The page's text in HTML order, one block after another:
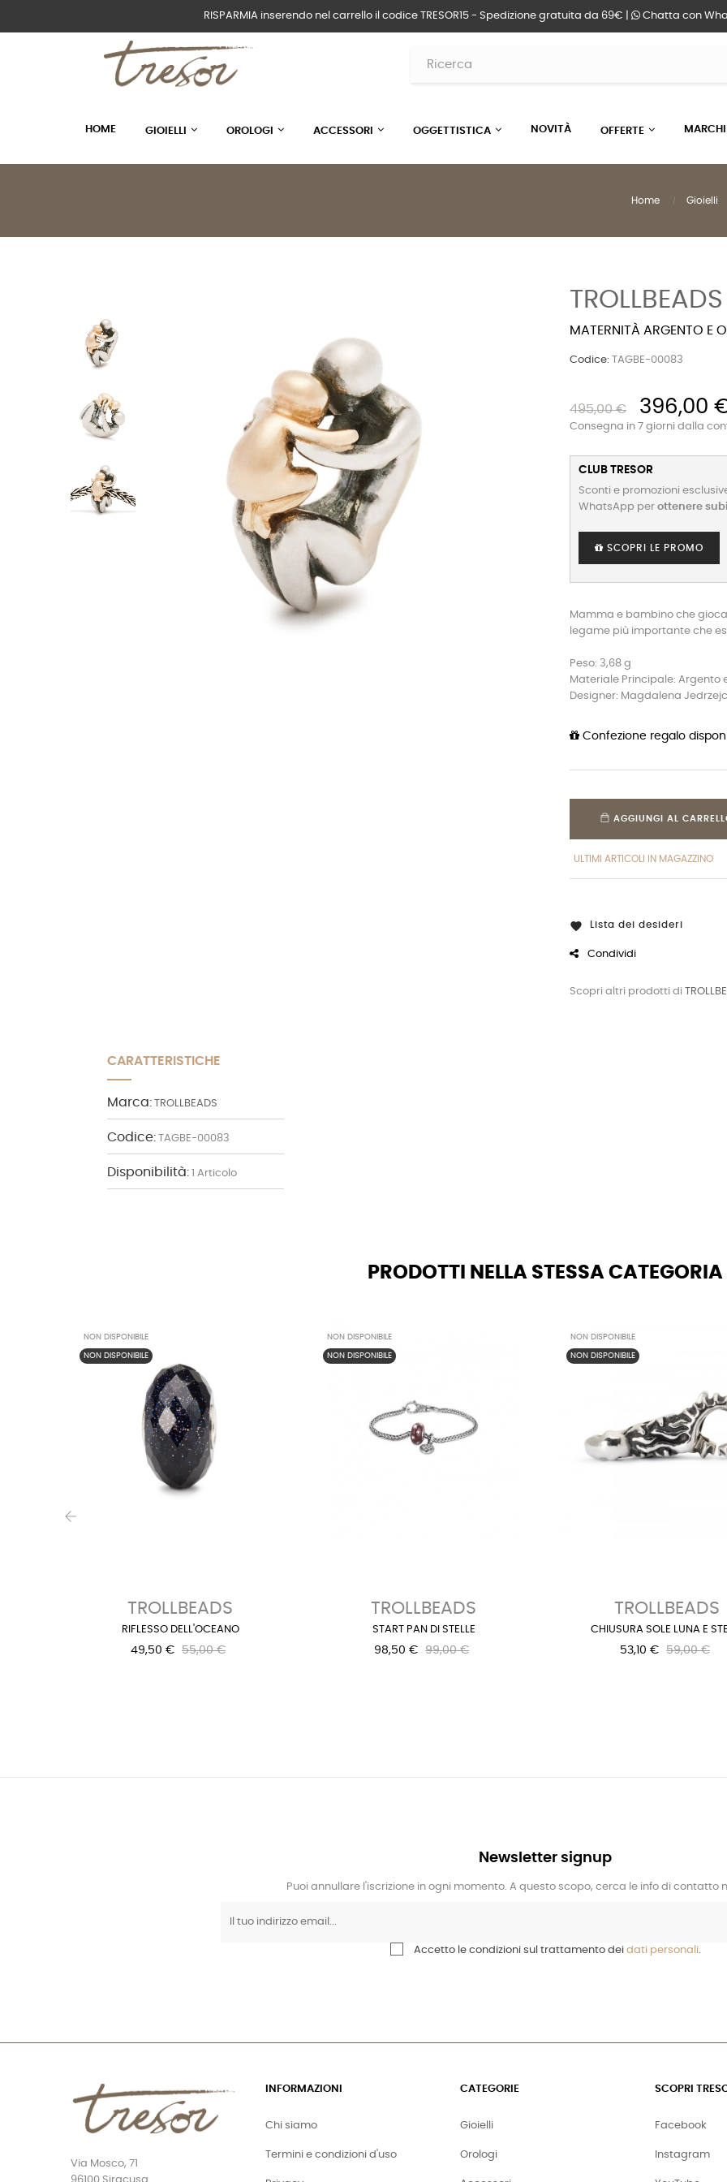
RISPARMIA inserendo nel carrello il codice TRESOR15 - Spedizione gratuita da 69€ | Chatta con
HOME GIOIELLI OROLOGI ACCESSORI OGGETTISTICA NOVITÀ OFFERTE MARCHI
Home Gioielli
TROLLBEADS
MATERNITÀ ARGENTO E
Codice: TAGBE-00083
495,00 € 396,00
Consegna in 7 giorni dalla
CLUB TRESOR
Sconti e promozioni
WhatsApp per ottenere
SCOPRI LE PROMO
Mamma e bambino che
legame più importante che
Peso: 3,68 g
Materiale Principale: Argento
Designer: Magdalena
Confezione regalo
AGGIUNGI AL
ULTIMI ARTICOLI IN MAGAZZINO
 Lista dei desideri
Condividi
Scopri altri prodotti di
CARATTERISTICHE
Marca: TROLLBEADS
Codice: TAGBE-00083
Disponibilità: 1 Articolo
PRODOTTI NELLA STESSA CATEGORIA
NON DISPONIBILE
NON DISPONIBILE
TROLLBEADS
RIFLESSO DELL'OCEANO
49,50 € 55,00 €
NON DISPONIBILE
NON DISPONIBILE
TROLLBEADS
START PAN DI STELLE
98,50 € 99,00 €
NON DISPONIBILE
NON DISPONIBILE
TROLLBEADS
CHIUSURA SOLE LUNA E
53,10 € 59,00 €
Newsletter signup
Puoi annullare l'iscrizione in ogni momento. A questo scopo, cerca le info di contatto
Accetto le condizioni sul trattamento dei dati personali.
Via Mosco, 71
INFORMAZIONI
Chi siamo
Termini e condizioni d'uso
CATEGORIE
Gioielli
Orologi
SCOPRI
Facebook
Instagram